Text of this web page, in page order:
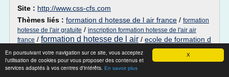
X
En poursuivant votre navigation sur ce site, vous acceptez
l'utilisation de cookies pour vous proposer des contenus et
services adaptés à vos centres d'intérêts. En savoir plus
Site : http://www.css-cfs.com
Thèmes liés : formation d hotesse de l air france / formation
hotesse de l'air gratuite / inscription formation hotesse de l'air air
france / formation d hotesse de l air / ecole de formation d
25 Métiers Les Mieux Payés En France ... -